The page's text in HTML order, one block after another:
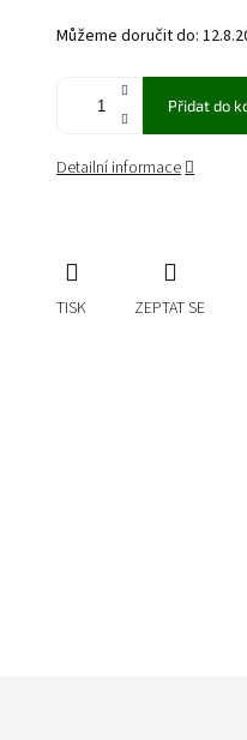
Můžeme doručit do:
Přidat do
Detailní informace
TISK ZEPTAT SE